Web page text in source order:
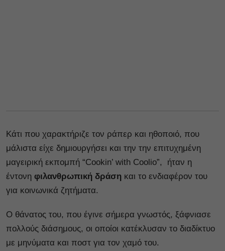
Κάτι που χαρακτήριζε τον ράπερ και ηθοποιό, που
μάλιστα είχε δημιουργήσει και την την επιτυχημένη
μαγειρική εκπομπή “Cookin’ with Coolio”, ήταν η
έντονη φιλανθρωπική δράση και το ενδιαφέρον του
για κοινωνικά ζητήματα.
Ο θάνατος του, που έγινε σήμερα γνωστός, ξάφνιασε
πολλούς διάσημους, οι οποίοι κατέκλυσαν το διαδίκτυο
με μηνύματα και ποστ για τον χαμό του.